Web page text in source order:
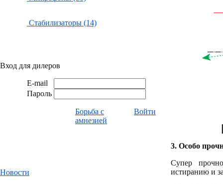
Стабилизаторы (14)
Вход для дилеров
E-mail
Пароль
Борьба с
амнезией
Войти
Новости
3. Особо
Супер
истиранию и